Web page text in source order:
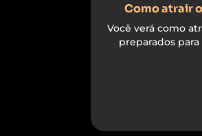
Como atrair
Você verá como
preparados